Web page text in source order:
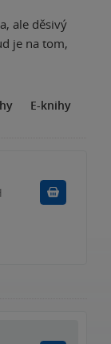
ale děsivý
je na tom,
E-knihy